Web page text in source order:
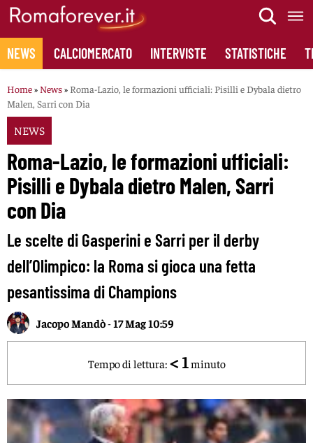
Skip
content
NEWS CALCIOMERCATO INTERVISTE STATISTICHE
Home» News» Roma-Lazio, le formazioni ufficiali: Pisilli e Dybala dietro
Malen, Sarri con Dia
NEWS
Roma-Lazio, le formazioni ufficiali:
Pisilli e Dybala dietro Malen, Sarri
con Dia
Le scelte di Gasperini e Sarri per il derby
dell’Olimpico: la Roma si gioca una fetta
pesantissima di Champions
Jacopo Mandò-17 Mag 10:59
Tempo di lettura: < 1 minuto